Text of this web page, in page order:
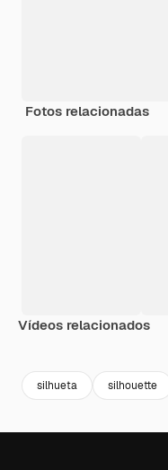
Fotos relacionadas
Vídeos relacionados
silhueta silhouette